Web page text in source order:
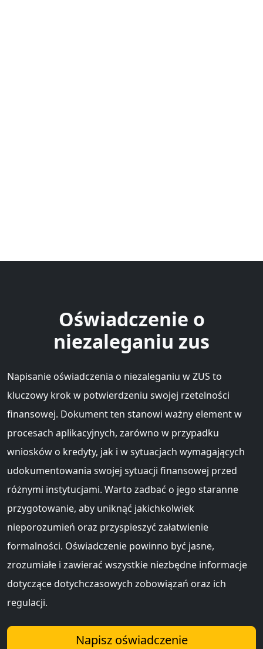
Oświadczenie o
niezaleganiu zus
Napisanie oświadczenia o niezaleganiu w ZUS to
kluczowy krok w potwierdzeniu swojej rzetelności
finansowej. Dokument ten stanowi ważny element w
procesach aplikacyjnych, zarówno w przypadku
wniosków o kredyty, jak i w sytuacjach wymagających
udokumentowania swojej sytuacji finansowej przed
różnymi instytucjami. Warto zadbać o jego staranne
przygotowanie, aby uniknąć jakichkolwiek
nieporozumień oraz przyspieszyć załatwienie
formalności. Oświadczenie powinno być jasne,
zrozumiałe i zawierać wszystkie niezbędne informacje
dotyczące dotychczasowych zobowiązań oraz ich
regulacji.
Napisz oświadczenie